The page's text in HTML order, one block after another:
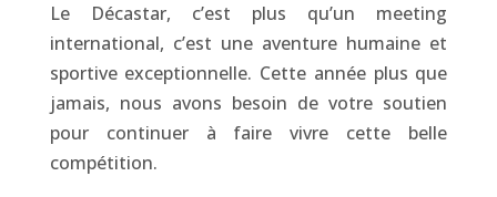
Le Décastar, c’est plus qu’un meeting
international, c’est une aventure humaine et
sportive exceptionnelle. Cette année plus que
jamais, nous avons besoin de votre soutien
pour continuer à faire vivre cette belle
compétition.